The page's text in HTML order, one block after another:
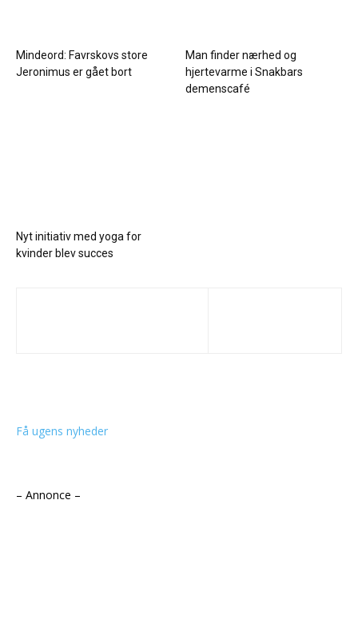
Mindeord: Favrskovs store
Jeronimus er gået bort
Man finder nærhed og
hjertevarme i Snakbars
demenscafé
Nyt initiativ med yoga for
kvinder blev succes
Få ugens nyheder
– Annonce –